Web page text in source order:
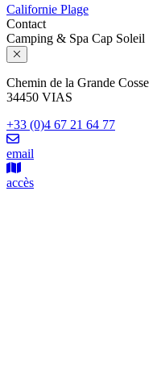
Californie Plage
Contact
Camping & Spa Cap Soleil
Chemin de la Grande Cosse
34450 VIAS
+33 (0)4 67 21 64 77
email
accès